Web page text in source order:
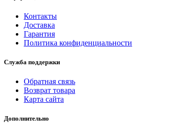
Контакты
Доставка
Гарантия
Политика конфиденциальности
Служба поддержки
Обратная связь
Возврат товара
Карта сайта
Дополнительно